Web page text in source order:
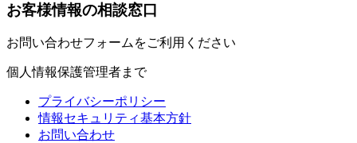
お客様情報の相談窓口
お問い合わせフォームをご利用ください
個人情報保護管理者まで
プライバシーポリシー
情報セキュリティ基本方針
お問い合わせ